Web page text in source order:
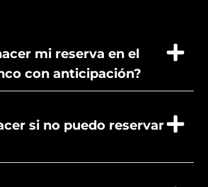
mi reserva en el
con anticipación?
si no puedo reservar